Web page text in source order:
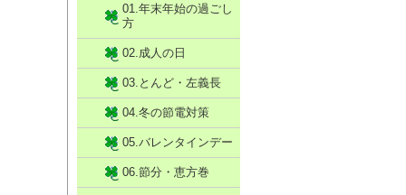
01.年末年始の過ごし
方
02.成人の日
03.とんど・左義長
04.冬の節電対策
05.バレンタインデー
06.節分・恵方巻